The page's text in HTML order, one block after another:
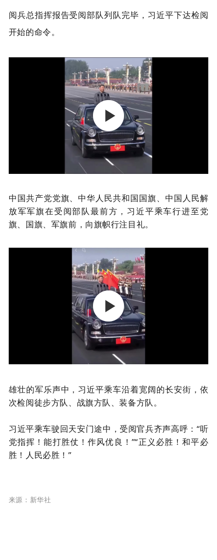
阅兵总指挥报告受阅部队列队完毕，习近平下达检阅
开始的命令。
中国共产党党旗、中华人民共和国国旗、中国人民解
放军军旗在受阅部队最前方，习近平乘车行进至党
旗、国旗、军旗前，向旗帜行注目礼。
雄壮的军乐声中，习近平乘车沿着宽阔的长安街，依
次检阅徒步方队、战旗方队、装备方队。
习近平乘车驶回天安门途中，受阅官兵齐声高呼：“听
党指挥！能打胜仗！作风优良！”“正义必胜！和平必
胜！人民必胜！”
来源：新华社